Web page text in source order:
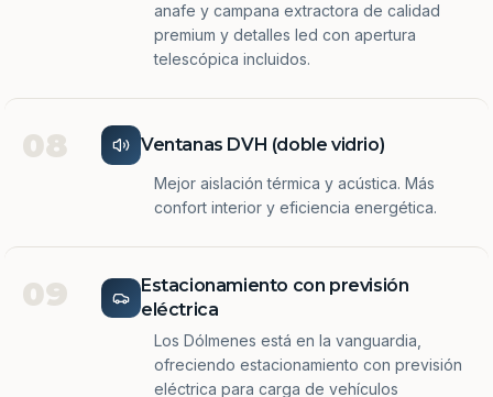
anafe y campana extractora de calidad
premium y detalles led con apertura
telescópica incluidos.
08 Ventanas DVH (doble vidrio)
Mejor aislación térmica y acústica. Más
confort interior y eficiencia energética.
09
Estacionamiento con previsión
eléctrica
Los Dólmenes está en la vanguardia,
ofreciendo estacionamiento con previsión
eléctrica para carga de vehículos